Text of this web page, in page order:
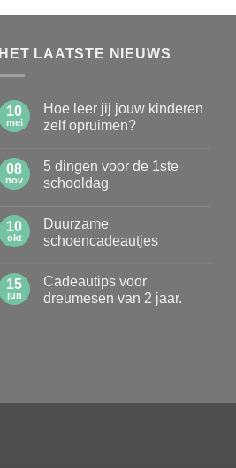
HET LAATSTE NIEUWS
10
mei
Hoe leer jij jouw kinderen
zelf opruimen?
op
Hoe
leer
kinderen
opruimen?
08
nov
5 dingen voor de 1ste
schooldag
op
dingen
1ste
schooldag
10
okt
Duurzame
schoencadeautjes
op
Duurzame
schoencadeautjes
15
jun
Cadeautips voor
dreumesen van 2 jaar.